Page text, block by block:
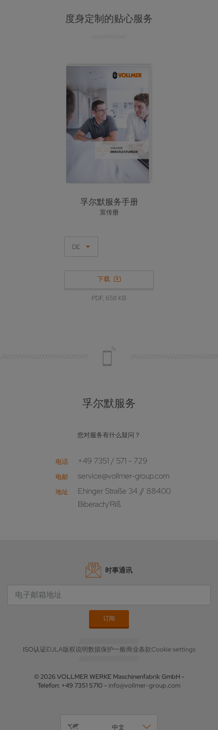
度身定制的贴心服务
孚尔默服务手册
宣传册
DE
下载
PDF, 658 KB
孚尔默服务
您对服务有什么疑问？
电话 +49 7351 / 571 - 729
电邮 service@vollmer-group.com
地址
Ehinger Straße 34 // 88400
Biberach/Riß
时事通讯
ISO认证EULA版权说明数据保护一般商业条款Cookie settings
© 2026 VOLLMER WERKE Maschinenfabrik GmbH -
Telefon: +49 7351 5710 - info@vollmer-group.com
中文